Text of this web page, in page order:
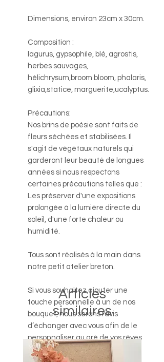
Dimensions, environ 23cm x 30cm.
Composition :
lagurus, gypsophile, blé, agrostis,
herbes sauvages,
hélichrysum,broom bloom, phalaris,
glixia,statice, marguerite,ucalyptus.
Précautions:
Nos brins de poésie sont faits de
fleurs séchées et stabilisées. Il
s'agit de végétaux naturels qui
garderont leur beauté de longues
années si nous respectons
certaines précautions telles que :
Les préserver d'une expositions
prolongée à la lumière directe du
soleil, d'une forte chaleur ou
humidité.
Tous sont réalisés à la main dans
notre petit atelier breton.
Si vous souhaitez ajouter une
touche personnelle à un de nos
bouquet, nous serons ravis
d’échanger avec vous afin de le
personnaliser au gré de vos rêves
et envies.
Articles
similaires